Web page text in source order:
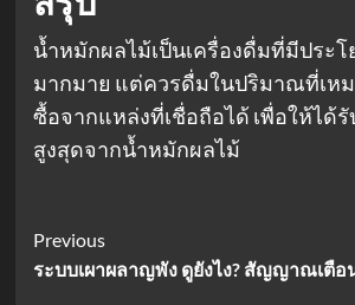
น้ำหมักผลไม้เป็นเครื่องดื่มที่มีประ
มากมาย แต่ควรดื่มในปริมาณที่เห
ซื้อจากแหล่งที่เชื่อถือได้ เพื่อให้ได้
สูงสุดจากน้ำหมักผลไม้
Post
Navigation
Previous
ระบบเผาผลาญพัง ดูยังไง? สัญญาณเตือ